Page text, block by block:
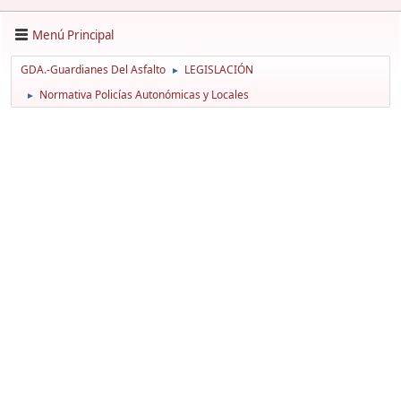
Menú Principal
GDA.-Guardianes Del Asfalto ► LEGISLACIÓN
► Normativa Policías Autonómicas y Locales